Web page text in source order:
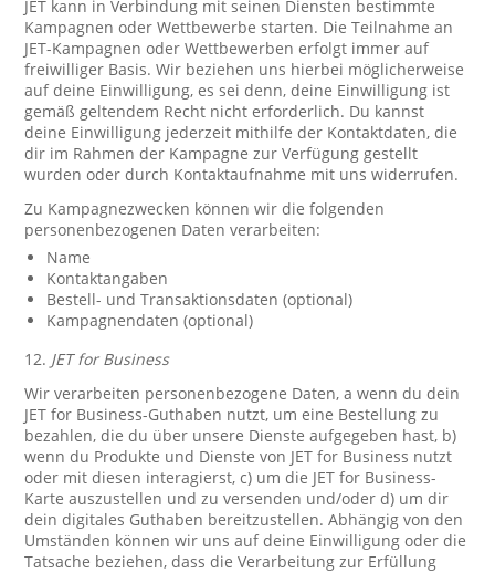
JET kann in Verbindung mit seinen Diensten bestimmte
Kampagnen oder Wettbewerbe starten. Die Teilnahme an
JET-Kampagnen oder Wettbewerben erfolgt immer auf
freiwilliger Basis. Wir beziehen uns hierbei möglicherweise
auf deine Einwilligung, es sei denn, deine Einwilligung ist
gemäß geltendem Recht nicht erforderlich. Du kannst
deine Einwilligung jederzeit mithilfe der Kontaktdaten, die
dir im Rahmen der Kampagne zur Verfügung gestellt
wurden oder durch Kontaktaufnahme mit uns widerrufen.
Zu Kampagnezwecken können wir die folgenden
personenbezogenen Daten verarbeiten:
Name
Kontaktangaben
Bestell- und Transaktionsdaten (optional)
Kampagnendaten (optional)
12. JET for Business
Wir verarbeiten personenbezogene Daten, a wenn du dein
JET for Business-Guthaben nutzt, um eine Bestellung zu
bezahlen, die du über unsere Dienste aufgegeben hast, b)
wenn du Produkte und Dienste von JET for Business nutzt
oder mit diesen interagierst, c) um die JET for Business-
Karte auszustellen und zu versenden und/oder d) um dir
dein digitales Guthaben bereitzustellen. Abhängig von den
Umständen können wir uns auf deine Einwilligung oder die
Tatsache beziehen, dass die Verarbeitung zur Erfüllung